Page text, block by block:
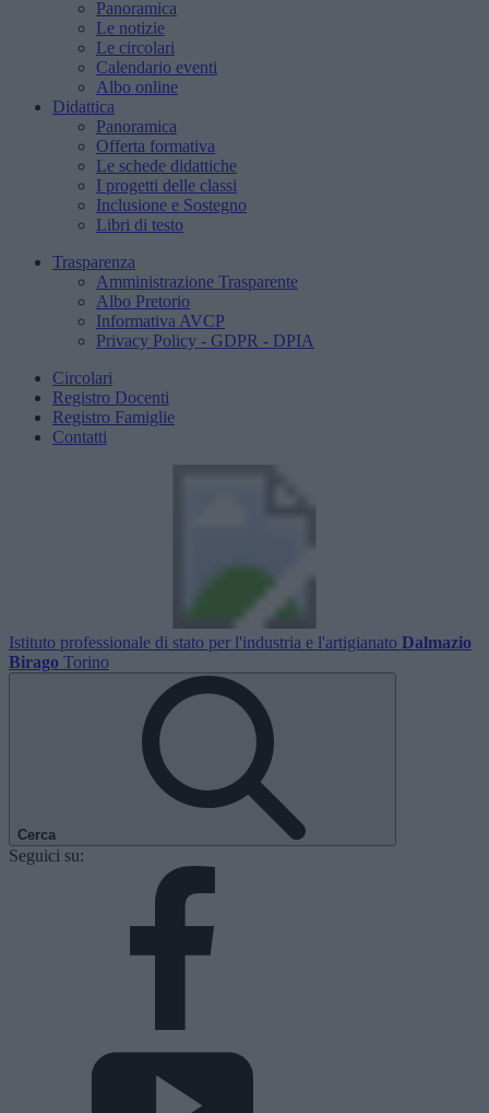
Panoramica
Le notizie
Le circolari
Calendario eventi
Albo online
Didattica
Panoramica
Offerta formativa
Le schede didattiche
I progetti delle classi
Inclusione e Sostegno
Libri di testo
Trasparenza
Amministrazione Trasparente
Albo Pretorio
Informativa AVCP
Privacy Policy - GDPR - DPIA
Circolari
Registro Docenti
Registro Famiglie
Contatti
Istituto professionale di stato per l'industria e l'artigianato Dalmazio
Birago Torino
Cerca
Seguici su: